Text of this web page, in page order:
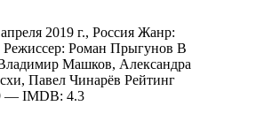
2019 г., Россия Жанр:
Режиссер: Роман Прыгунов В
Машков, Александра
Павел Чинарёв Рейтинг
— IMDB: 4.3